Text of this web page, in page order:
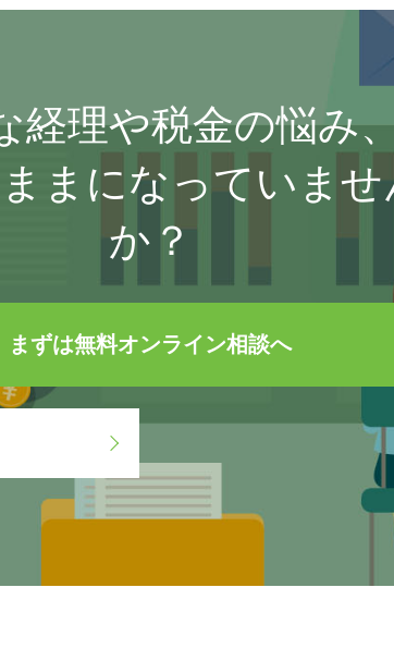
経理や税金の悩み
まになっていませ
か？
まずは無料オンライン相談へ